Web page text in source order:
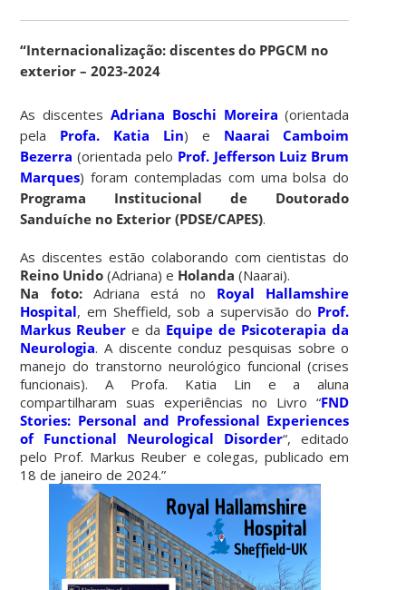
“Internacionalização: discentes do PPGCM no
exterior – 2023-2024
As discentes Adriana Boschi Moreira (orientada
pela Profa. Katia Lin) e Naarai Camboim
Bezerra (orientada pelo Prof. Jefferson Luiz Brum
Marques) foram contempladas com uma bolsa do
Programa Institucional de Doutorado
Sanduíche no Exterior (PDSE/CAPES).
As discentes estão colaborando com cientistas do
Reino Unido (Adriana) e Holanda (Naarai).
Na foto:Adriana está no Royal Hallamshire
Hospital, em Sheffield, sob a supervisão do Prof.
Markus Reubere da Equipe de Psicoterapia da
Neurologia. A discente conduz pesquisas sobre o
manejo do transtorno neurológico funcional (crises
funcionais). A Profa. Katia Lin e a aluna
compartilharam suas experiências no Livro “FND
Stories: Personal and Professional Experiences
of Functional Neurological Disorder“, editado
pelo Prof. Markus Reuber e colegas, publicado em
18 de janeiro de 2024.”